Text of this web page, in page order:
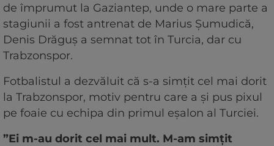
de împrumut la Gaziantep, unde o mare parte a
stagiunii a fost antrenat de Marius Șumudică,
Denis Drăguș a semnat tot în Turcia, dar cu
Trabzonspor.
Fotbalistul a dezvăluit că s-a simțit cel mai dorit
la Trabzonspor, motiv pentru care a și pus pixul
pe foaie cu echipa din primul eșalon al Turciei.
”Ei m-au dorit cel mai mult. M-am simţit